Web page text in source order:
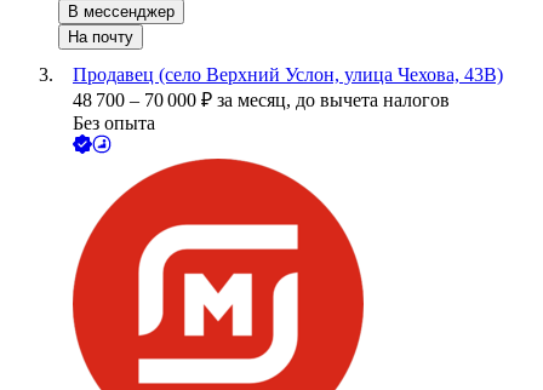
В мессенджер
На почту
Продавец (село Верхний Услон, улица Чехова, 43В)
48 700 – 70 000 ₽ за месяц, до вычета налогов
Без опыта